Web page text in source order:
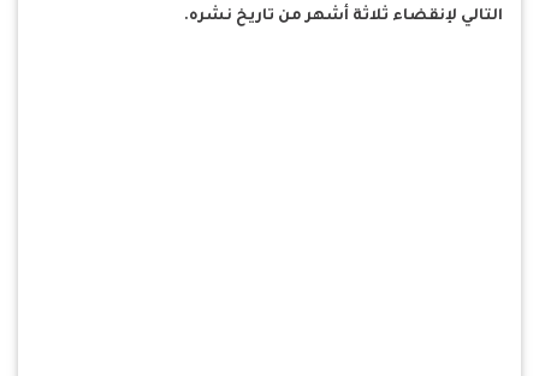
التالي لإنقضاء ثلاثة أشهر من تاريخ نشره.